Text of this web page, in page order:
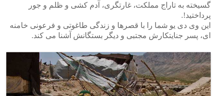
گسیخته به تاراج مملکت، غارتگری، آدم کشی و ظلم و جور
پرداختید!.
این وی دی یو شما را با قصرها و زندگی طاغوتی و فرعونی خامنه
ای، پسر جنایتکارش مجتبی و دیگر بستگانش آشنا می کند.